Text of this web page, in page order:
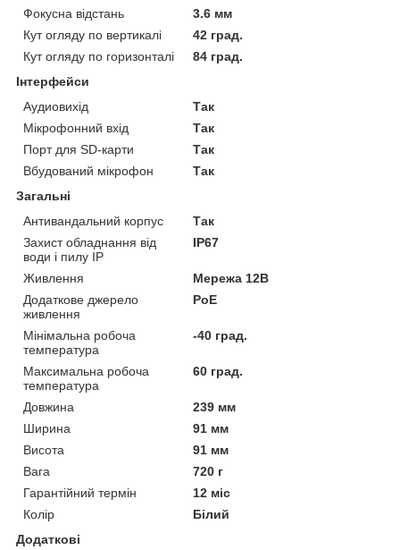
Фокусна відстань
3.6 мм
Кут огляду по вертикалі
42 град.
Кут огляду по горизонталі
84 град.
Інтерфейси
Аудиовихід
Так
Мікрофонний вхід
Так
Порт для SD-карти
Так
Вбудований мікрофон
Так
Загальні
Антивандальний корпус
Так
Захист обладнання від
води і пилу IP
IP67
Живлення
Мережа 12В
Додаткове джерело
живлення
PoE
Мінімальна робоча
температура
-40 град.
Максимальна робоча
температура
60 град.
Довжина
239 мм
Ширина
91 мм
Висота
91 мм
Вага
720 г
Гарантійний термін
12 міс
Колір
Білий
Додаткові